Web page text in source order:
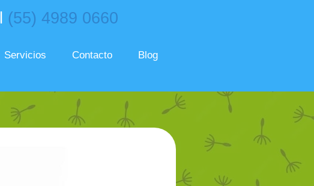
(55) 4989 0660
Servicios Contacto Blog